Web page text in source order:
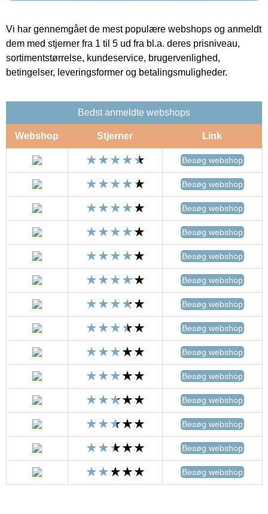
Vi har gennemgået de mest populære webshops og anmeldt
dem med stjerner fra 1 til 5 ud fra bl.a. deres prisniveau,
sortimentstørrelse, kundeservice, brugervenlighed,
betingelser, leveringsformer og betalingsmuligheder.
Bedst anmeldte webshops
Webshop Stjerner Link
Besøg webshop
Besøg webshop
Besøg webshop
Besøg webshop
Besøg webshop
Besøg webshop
Besøg webshop
Besøg webshop
Besøg webshop
Besøg webshop
Besøg webshop
Besøg webshop
Besøg webshop
Besøg webshop